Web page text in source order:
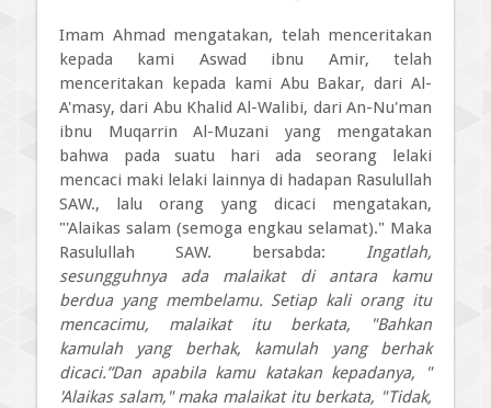
Imam Ahmad mengatakan, telah menceritakan
kepada kami Aswad ibnu Amir, telah
menceritakan kepada kami Abu Bakar, dari Al-
A'masy, dari Abu Khalid Al-Walibi, dari An-Nu'man
ibnu Muqarrin Al-Muzani yang mengatakan
bahwa pada suatu hari ada seorang lelaki
mencaci maki lelaki lainnya di hadapan Rasulullah
SAW., lalu orang yang dicaci mengatakan,
"'Alaikas salam (semoga engkau selamat)." Maka
Rasulullah SAW. bersabda: Ingatlah,
sesungguhnya ada malaikat di antara kamu
berdua yang membelamu. Setiap kali orang itu
mencacimu, malaikat itu berkata, "Bahkan
kamulah yang berhak, kamulah yang berhak
dicaci.”Dan apabila kamu katakan kepadanya, "
'Alaikas salam," maka malaikat itu berkata, "Tidak,